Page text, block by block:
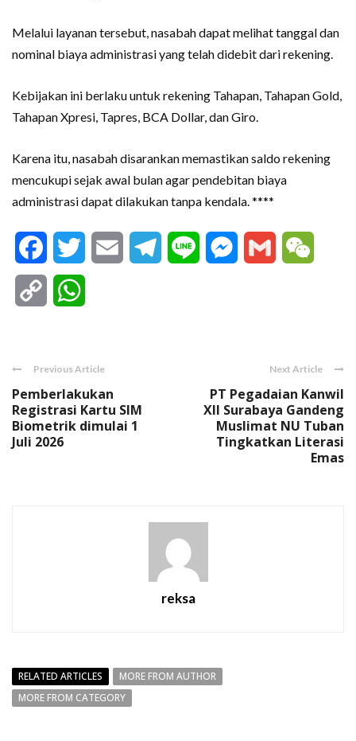
Melalui layanan tersebut, nasabah dapat melihat tanggal dan
nominal biaya administrasi yang telah didebit dari rekening.
Kebijakan ini berlaku untuk rekening Tahapan, Tahapan Gold,
Tahapan Xpresi, Tapres, BCA Dollar, dan Giro.
Karena itu, nasabah disarankan memastikan saldo rekening
mencukupi sejak awal bulan agar pendebitan biaya
administrasi dapat dilakukan tanpa kendala. ****
FacebookTwitter Email Telegram
Line Messenger
Gmail
Copy
Previous Article
Pemberlakukan
Registrasi Kartu SIM
Biometrik dimulai 1
Juli 2026
Next Article
PT Pegadaian Kanwil
XII Surabaya Gandeng
Muslimat NU Tuban
Tingkatkan Literasi
Emas
reksa
RELATED ARTICLES
MORE FROM AUTHOR
MORE FROM CATEGORY